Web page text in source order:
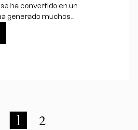
ha convertido en un
generado muchos...
1 2